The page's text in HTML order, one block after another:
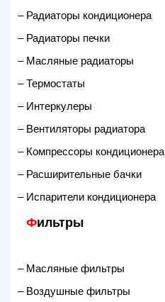
– Радиаторы кондиционера
– Радиаторы печки
– Масляные радиаторы
– Термостаты
– Интеркулеры
– Вентиляторы радиатора
– Компрессоры кондиционера
– Расширительные бачки
– Испарители кондиционера
Фильтры
– Масляные фильтры
– Воздушные фильтры